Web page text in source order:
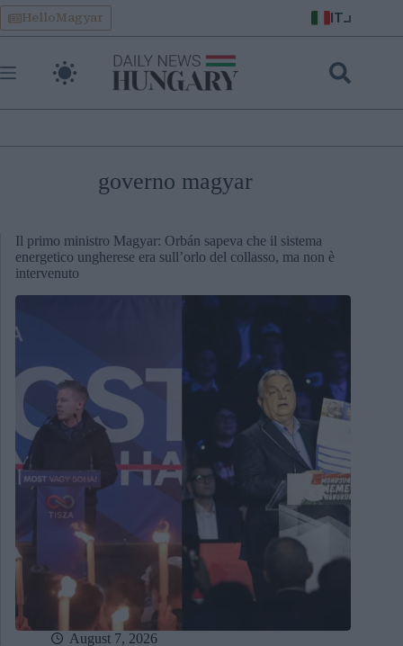
Skip
to
content
HelloMagyar IT
governo magyar
Il primo ministro Magyar: Orbán sapeva che il sistema
energetico ungherese era sull’orlo del collasso, ma non è
intervenuto
August 7, 2026